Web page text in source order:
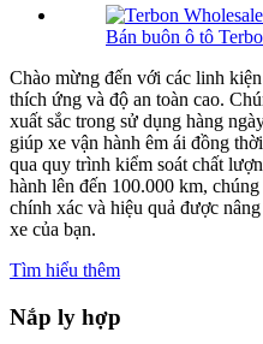
Bán buôn ô tô
Chào mừng đến với các linh
thích ứng và độ an toàn cao.
xuất sắc trong sử dụng hàng
giúp xe vận hành êm ái đồng
qua quy trình kiểm soát chất
hành lên đến 100.000 km,
chính xác và hiệu quả được
xe của bạn.
Tìm hiểu thêm
Nắp ly hợp